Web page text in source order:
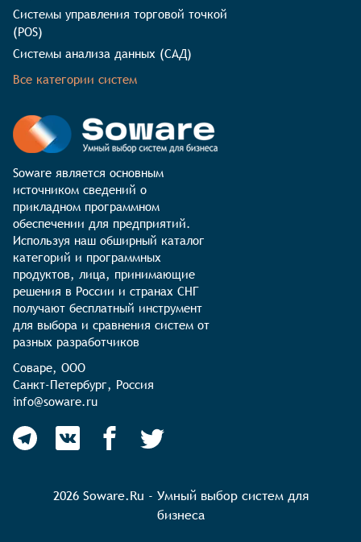
Системы управления торговой точкой
(POS)
Системы анализа данных (САД)
Все категории систем
Soware является основным
источником сведений о
прикладном программном
обеспечении для предприятий.
Используя наш обширный каталог
категорий и программных
продуктов, лица, принимающие
решения в России и странах СНГ
получают бесплатный инструмент
для выбора и сравнения систем от
разных разработчиков
Соваре, ООО
Санкт-Петербург, Россия
info@soware.ru
2026 Soware.Ru - Умный выбор систем для
бизнеса